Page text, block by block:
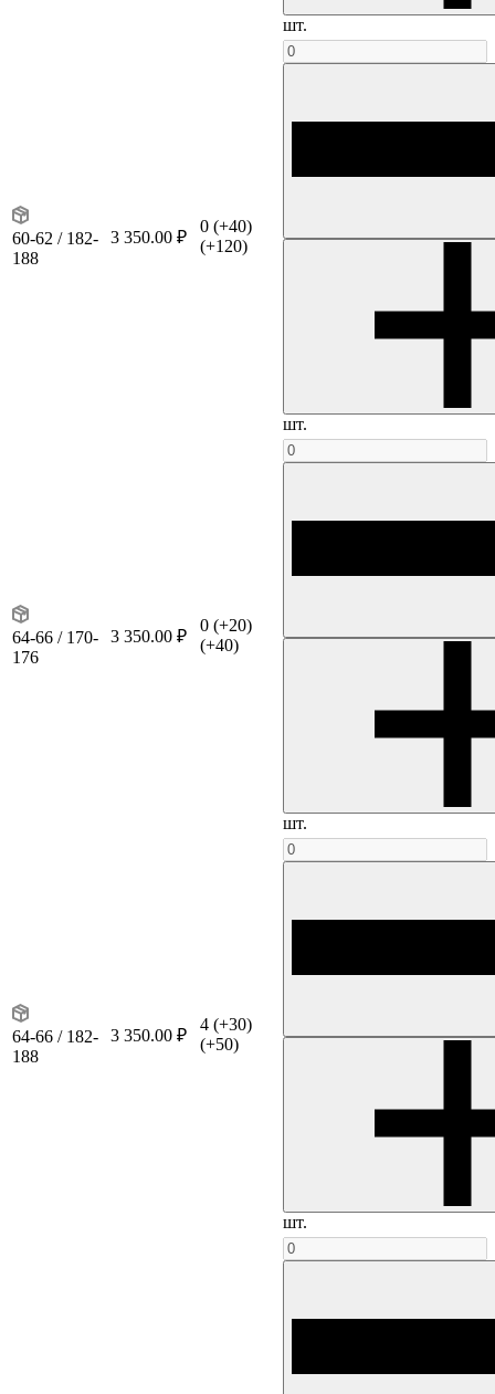
шт.
60-62 / 182-
188
3 350.00 ₽
0 (+40)
(+120)
шт.
64-66 / 170-
176
3 350.00 ₽
0 (+20)
(+40)
шт.
64-66 / 182-
188
3 350.00 ₽
4 (+30)
(+50)
шт.